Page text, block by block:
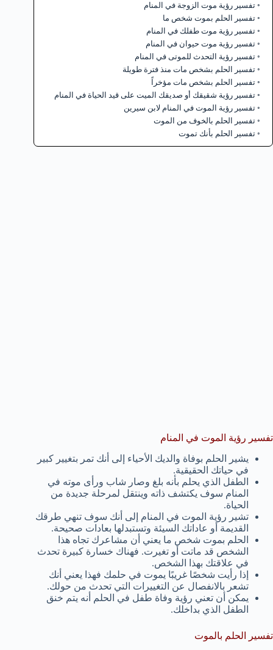
تفسير رؤية موت الزوجة في المنام
تفسير الحلم بموت شخص ما
تفسير رؤية موت طفلك في المنام
تفسير رؤية موت حيوان في المنام
تفسير رؤية التحدث للموتى في المنام
تفسير الحلم بشخص مات منذ فترة طويلة
تفسير الحلم بشخص مات مؤخراً
تفسير رؤية شقيقك أو صديقك الميت على قيد الحياة في المنام
تفسير رؤية الموت في المنام لابن سيرين
تفسير الحلم بالخوف من الموت
تفسير الحلم بأنك تموت
تفسير رؤية الموت في المنام
يشير الحلم بوفاة والديك الأحياء إلى أنك تمر بتغيير كبير
في حياتك الحقيقية.
الطفل الذي يحلم بأنه بلغ وصار شاب ورأى موته في
المنام سوف يكتشف ذاته وينتقل لمرحلة جديدة من
الحياة.
تشير رؤية الموت في المنام إلى أنك سوف تنهي طرقك
القديمة أو عاداتك السيئة وتستبدلها بعادات صحيحة.
الحلم بموت شخص ما يعني أن مشاعرك تجاه هذا
الشخص قد ماتت أو تغيرت. فهناك خسارة كبيرة تحدث
في علاقتك بهذا الشخص.
إذا رأيت شخصًا غريبًا يموت في حلمك فهذا يعني أنك
تشعر بالانفصال عن التغييرات التي تحدث من حولك.
يمكن أن تعني رؤية وفاة طفل في الحلم أنه يتم خنق
الطفل الذي بداخلك.
تفسير الحلم بالموت